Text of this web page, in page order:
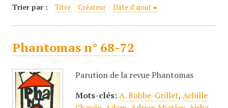
Trier par : Titre Créateur Date d'ajout
Phantomas n° 68-72
Parution de la revue Phantomas
Mots-clés: A. Robbe-Grillet, Achille